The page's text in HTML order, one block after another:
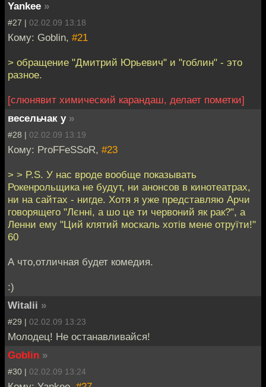
Yankee »
#27 | 02.02.09 13:18
Кому: Goblin, #21
> обращение "Дмитрий Юрьевич" и "гоблин" - это
разное.
[слюнявит химический карандаш, делает пометки]
весельчак у »
#28 | 02.02.09 13:19
Кому: ProFFeSSoR, #23
> > P.S. У нас вроде вообще показывать
Рокенрольщика не будут, ни анонсов в кинотеатрах,
ни на сайтах - нигде. Хотя я уже представляю Арчи
говорящего "Лєнні, а шо це ти червоний як рак?", а
Ленни ему "Ций клятий москаль хотів мене отруїти!"
60
А что,отличная будет комедия.
:)
Witalii »
#29 | 02.02.09 13:23
Молодец! Не останавливайся!
Goblin »
#30 | 02.02.09 13:24